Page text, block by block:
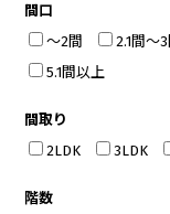
間口
～2間
2.1間～
5.1間以上
間取り
2LDK
3LDK
階数